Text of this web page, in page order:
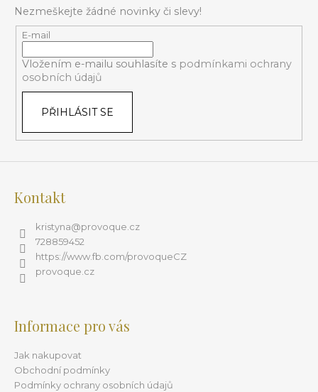
Nezmeškejte žádné novinky či slevy!
E-mail
Vložením e-mailu souhlasíte s podmínkami ochrany
osobních údajů
PŘIHLÁSIT SE
Kontakt
kristyna@provoque.cz
728859452
https://www.fb.com/provoqueCZ
provoque.cz
Informace pro vás
Jak nakupovat
Obchodní podmínky
Podmínky ochrany osobních údajů